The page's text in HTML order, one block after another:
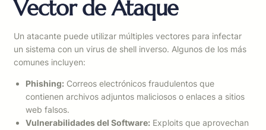
Vector de Ataque
Un atacante puede utilizar múltiples vectores para infectar
un sistema con un virus de shell inverso. Algunos de los más
comunes incluyen:
Phishing: Correos electrónicos fraudulentos que
contienen archivos adjuntos maliciosos o enlaces a sitios
web falsos.
Vulnerabilidades del Software: Exploits que aprovechan